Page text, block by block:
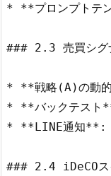
* **プロンプトテン
### 2.3 売買シグ
* **戦略(A)の動的
* **バックテスト
* **LINE通知**: 毎
### 2.4 iDeCOス